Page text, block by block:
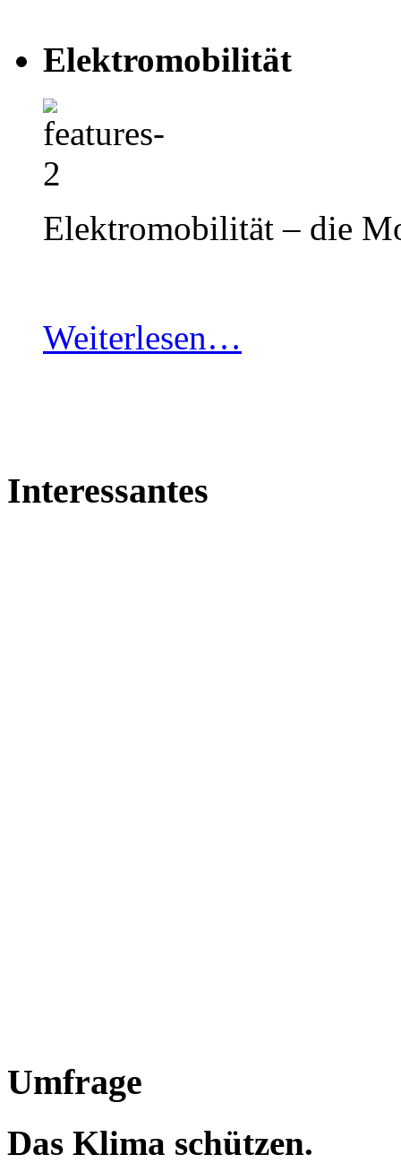
Elektromobilität
Elektromobilität – die
Weiterlesen…
Interessantes
Umfrage
Das Klima schützen.